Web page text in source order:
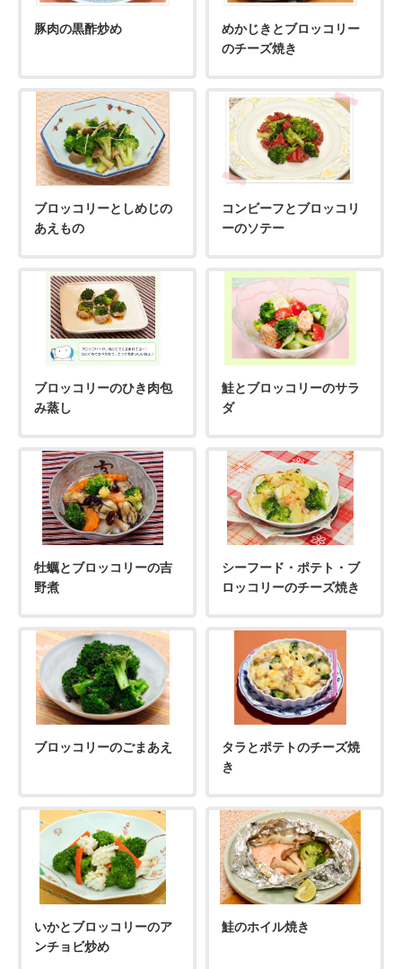
豚肉の黒酢炒め
めかじきとブロッコリー
のチーズ焼き
ブロッコリーとしめじの
あえもの
コンビーフとブロッコリ
ーのソテー
ブロッコリーのひき肉包
み蒸し
鮭とブロッコリーのサラ
ダ
牡蠣とブロッコリーの吉
野煮
シーフード・ポテト・ブ
ロッコリーのチーズ焼き
ブロッコリーのごまあえ
タラとポテトのチーズ焼
き
いかとブロッコリーのア
ンチョビ炒め
鮭のホイル焼き